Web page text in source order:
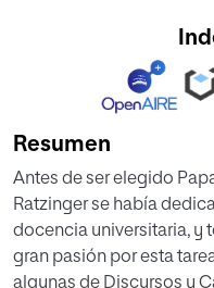
Resumen
Antes de ser elegido
Ratzinger se había
docencia universitaria, y
gran pasión por esta
algunas de Discursos y